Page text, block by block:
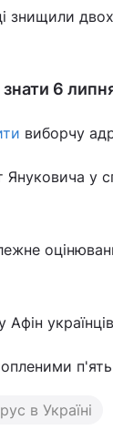
знищили
6
виборчу
Януковича у
українців
в Україні